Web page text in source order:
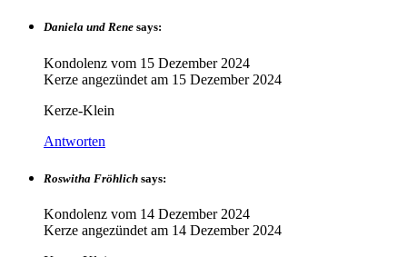
Daniela und Rene says:
Kondolenz vom 15 Dezember 2024
Kerze angezündet am 15 Dezember 2024
Kerze-Klein
Antworten
Roswitha Fröhlich says:
Kondolenz vom 14 Dezember 2024
Kerze angezündet am 14 Dezember 2024